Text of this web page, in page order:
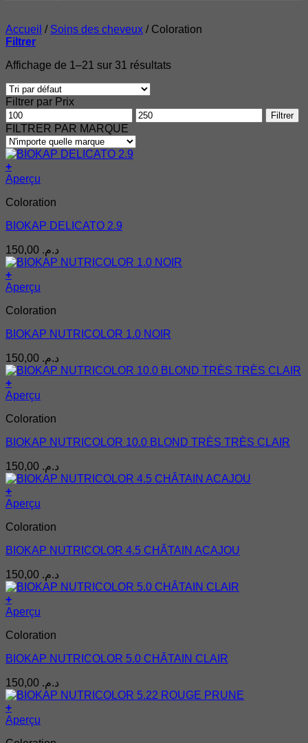
Accueil / Soins des cheveux /Coloration
Filtrer
Affichage de 1–21 sur 31 résultats
Filtrer par Prix
Prix
min
Prix
max
Filtrer
FILTRER PAR MARQUE
+
Aperçu
Coloration
BIOKAP DELICATO 2.9
د.م.
+
Aperçu
Coloration
BIOKAP NUTRICOLOR 1.0 NOIR
د.م.
+
Aperçu
Coloration
BIOKAP NUTRICOLOR 10.0 BLOND TRÈS TRÈS CLAIR
د.م.
+
Aperçu
Coloration
BIOKAP NUTRICOLOR 4.5 CHÂTAIN ACAJOU
د.م.
+
Aperçu
Coloration
BIOKAP NUTRICOLOR 5.0 CHÂTAIN CLAIR
د.م.
+
Aperçu